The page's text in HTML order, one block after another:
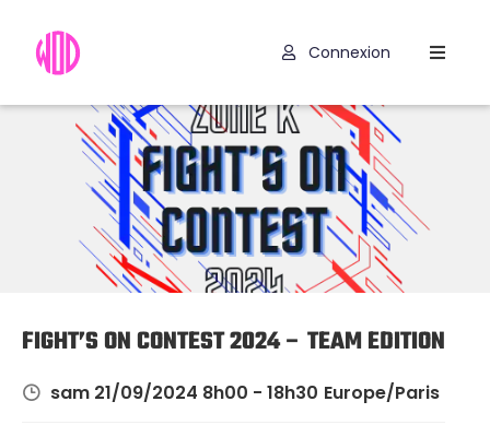
Programmes
Outils
Codes
Promo
Connexion
FIGHT’S ON CONTEST 2024 – TEAM EDITION
sam 21/09/2024 8h00 - 18h30 Europe/Paris